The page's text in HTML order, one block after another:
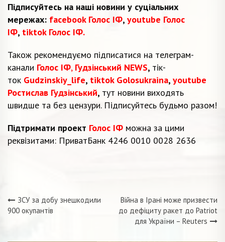
Підписуйтесь на наші новини у суціальних
мережах: facebook Голос ІФ, youtube Голос
ІФ, tiktok Голос ІФ.
Також рекомендуємо підписатися на телеграм-
канали Голос ІФ, Гудзінський NEWS, тік-
ток Gudzinskiy_life, tiktok Golosukraina, youtube
Ростислав Гудзінський, тут новини виходять
швидше та без цензури. Підписуйтесь будьмо разом!
Підтримати проект Голос ІФ можна за цими
реквізитами: ПриватБанк 4246 0010 0028 2636
Навігація
ЗСУ за добу знешкодили
900 окупантів
Війна в Ірані може призвести
до дефіциту ракет до Patriot
для України – Reuters